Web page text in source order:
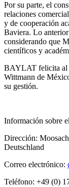
Por su parte, el
relaciones
y de cooperación
Baviera. Lo
considerando que
científicos y
BAYLAT felicita al
Wittmann de
su gestión.
Información sobre
Dirección:
Deutschland
Correo electrónico:
Teléfono: +49 (0)